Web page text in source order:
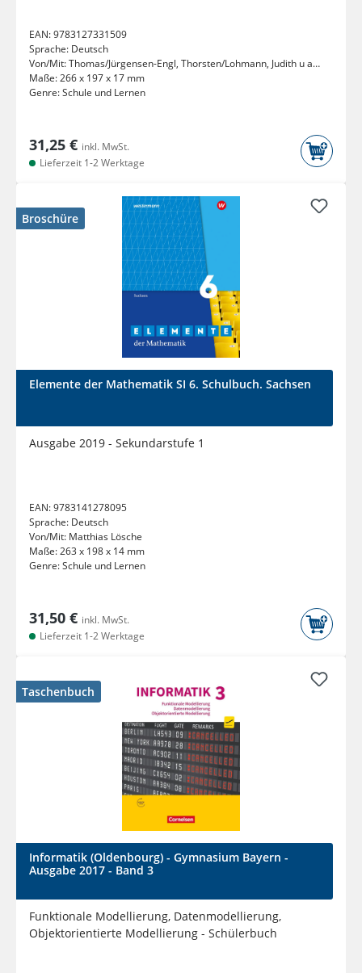
EAN:9783127331509
Sprache: Deutsch
Von/Mit:Thomas/Jürgensen-Engl, Thorsten/Lohmann, Judith u a
Jörgens
Maße:266 x 197 x 17 mm
Genre:Schule und Lernen
31,25 € inkl. MwSt.
Lieferzeit 1-2 Werktage
Broschüre
Elemente der Mathematik SI 6. Schulbuch. Sachsen
Ausgabe 2019 - Sekundarstufe 1
EAN:9783141278095
Sprache: Deutsch
Von/Mit: Matthias Lösche
Maße:263 x 198 x 14 mm
Genre:Schule und Lernen
31,50 € inkl. MwSt.
Lieferzeit 1-2 Werktage
Taschenbuch
Informatik (Oldenbourg) - Gymnasium Bayern -
Ausgabe 2017 - Band 3
Funktionale Modellierung, Datenmodellierung,
Objektorientierte Modellierung - Schülerbuch